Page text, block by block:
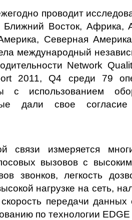
проводит
Ближний Восток, Африка,
Северная
международный
Network
2011, Q4 среди 79
с использованием
дали свое согласие
связи измеряется
вызовов с
звонков, легкость
нагрузке на сеть,
передачи
по технологии EDGE